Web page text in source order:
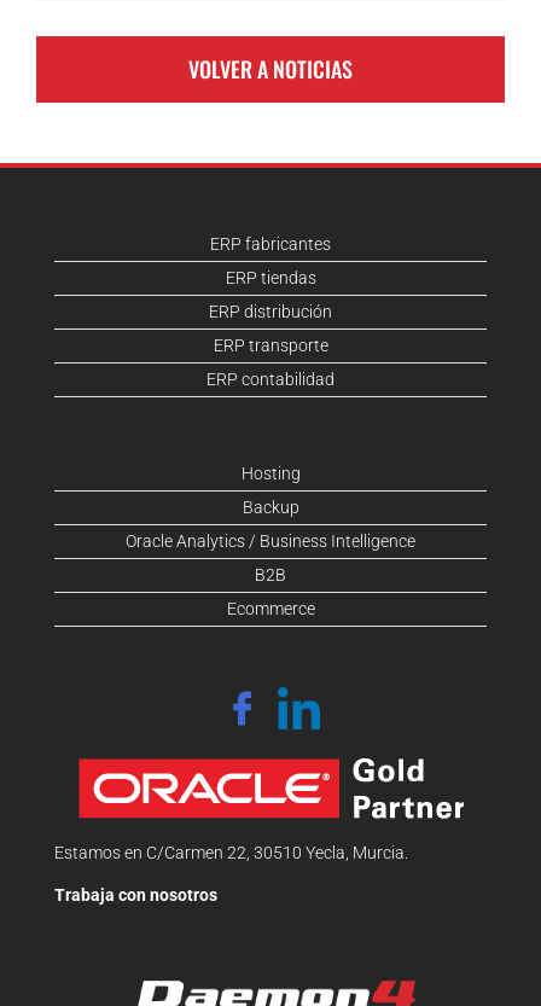
VOLVER A NOTICIAS
ERP fabricantes
ERP tiendas
ERP distribución
ERP transporte
ERP contabilidad
Hosting
Backup
Oracle Analytics / Business Intelligence
B2B
Ecommerce
Estamos en C/Carmen 22, 30510 Yecla, Murcia.
Trabaja con nosotros